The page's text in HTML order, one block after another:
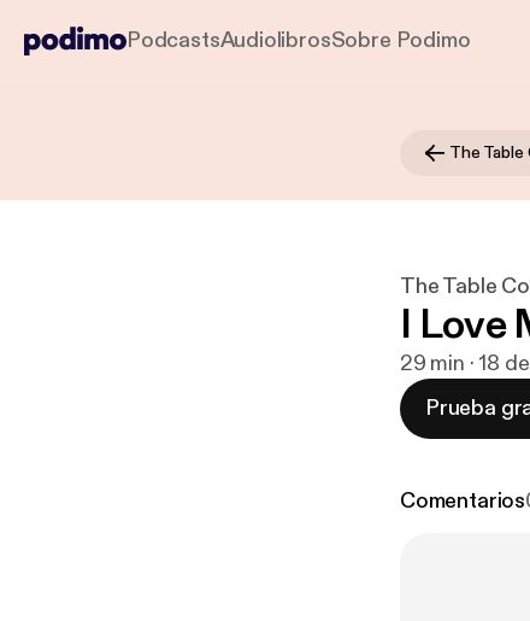
PodcastsAudiolibrosSobre Podimo
The Table
The Table
I Love
29 min · 18
Prueba
Comentarios